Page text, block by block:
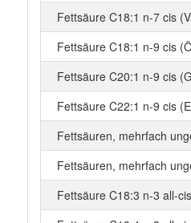
Fettsäure C18:1 n-7 cis
Fettsäure C18:1 n-9 cis
Fettsäure C20:1 n-9 cis
Fettsäure C22:1 n-9 cis
Fettsäuren, mehrfach
Fettsäuren, mehrfach
Fettsäure C18:3 n-3 all-